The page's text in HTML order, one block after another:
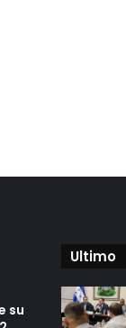
su
Ultimo